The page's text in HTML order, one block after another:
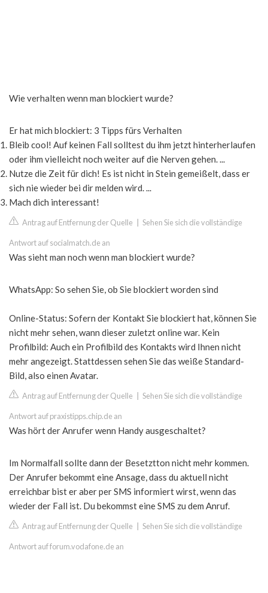
Wie verhalten wenn man blockiert wurde?
Er hat mich blockiert: 3 Tipps fürs Verhalten
Bleib cool! Auf keinen Fall solltest du ihm jetzt hinterherlaufen
oder ihm vielleicht noch weiter auf die Nerven gehen. ...
Nutze die Zeit für dich! Es ist nicht in Stein gemeißelt, dass er
sich nie wieder bei dir melden wird. ...
Mach dich interessant!
Antrag auf Entfernung der Quelle Sehen Sie sich die vollständige
Antwort auf socialmatch.de an
Was sieht man noch wenn man blockiert wurde?
WhatsApp: So sehen Sie, ob Sie blockiert worden sind
Online-Status: Sofern der Kontakt Sie blockiert hat, können Sie
nicht mehr sehen, wann dieser zuletzt online war. Kein
Profilbild: Auch ein Profilbild des Kontakts wird Ihnen nicht
mehr angezeigt. Stattdessen sehen Sie das weiße Standard-
Bild, also einen Avatar.
Antrag auf Entfernung der Quelle Sehen Sie sich die vollständige
Antwort auf praxistipps.chip.de an
Was hört der Anrufer wenn Handy ausgeschaltet?
Im Normalfall sollte dann der Besetztton nicht mehr kommen.
Der Anrufer bekommt eine Ansage, dass du aktuell nicht
erreichbar bist er aber per SMS informiert wirst, wenn das
wieder der Fall ist. Du bekommst eine SMS zu dem Anruf.
Antrag auf Entfernung der Quelle Sehen Sie sich die vollständige
Antwort auf forum.vodafone.de an